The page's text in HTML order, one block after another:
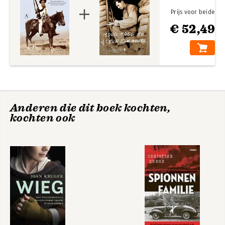
€ 52,49
Prijs voor beide
Anderen die dit boek kochten,
kochten ook